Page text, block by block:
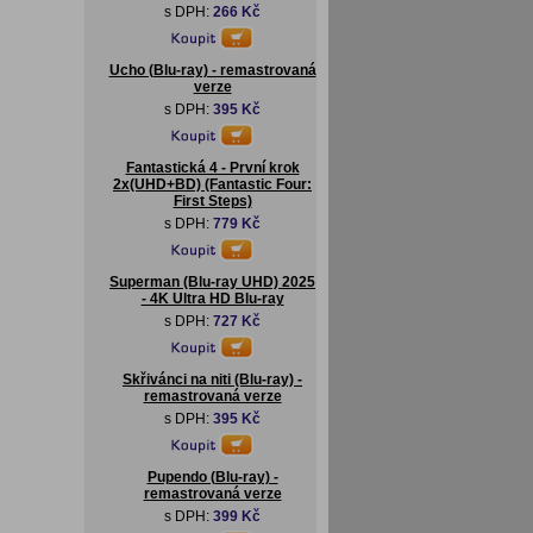
s DPH: 266 Kč
Ucho (Blu-ray) - remastrovaná
verze
s DPH: 395 Kč
Fantastická 4 - První krok
2x(UHD+BD) (Fantastic Four:
First Steps)
s DPH: 779 Kč
Superman (Blu-ray UHD) 2025
- 4K Ultra HD Blu-ray
s DPH: 727 Kč
Skřivánci na niti (Blu-ray) -
remastrovaná verze
s DPH: 395 Kč
Pupendo (Blu-ray) -
remastrovaná verze
s DPH: 399 Kč